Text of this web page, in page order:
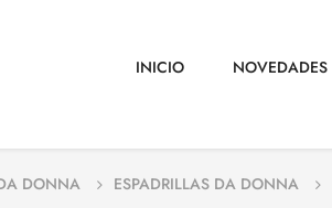
INICIO NOVEDADES
DONNA ESPADRILLAS DA DONNA